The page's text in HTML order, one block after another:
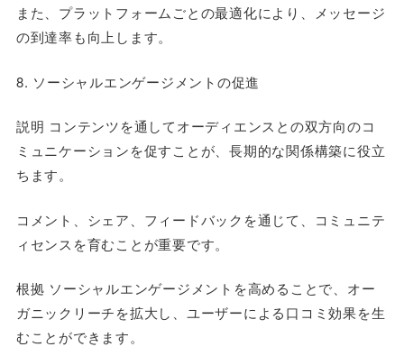
また、プラットフォームごとの最適化により、メッセージ
の到達率も向上します。
8. ソーシャルエンゲージメントの促進
説明 コンテンツを通してオーディエンスとの双方向のコ
ミュニケーションを促すことが、長期的な関係構築に役立
ちます。
コメント、シェア、フィードバックを通じて、コミュニテ
ィセンスを育むことが重要です。
根拠 ソーシャルエンゲージメントを高めることで、オー
ガニックリーチを拡大し、ユーザーによる口コミ効果を生
むことができます。